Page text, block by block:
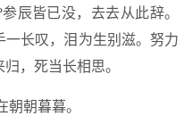
辰皆已没，去去从此辞。
长叹，泪为生别滋。努力
，死当长相思。
朝朝暮暮。